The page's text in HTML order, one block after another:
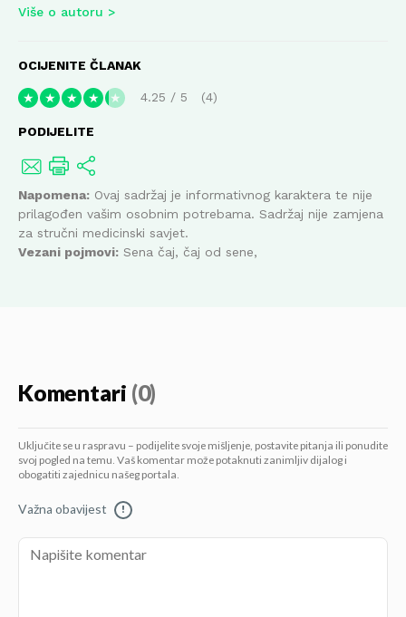
Više o autoru
OCIJENITE ČLANAK
★ ★ ★ ★ ★ 4.25 / 5 4
PODIJELITE
Napomena: Ovaj sadržaj je informativnog karaktera te nije
prilagođen vašim osobnim potrebama. Sadržaj nije zamjena
za stručni medicinski savjet.
Vezani pojmovi: Sena čaj, čaj od sene,
Komentari (0)
Uključite se u raspravu – podijelite svoje mišljenje, postavite pitanja ili ponudite
svoj pogled na temu. Vaš komentar može potaknuti zanimljiv dijalog i
obogatiti zajednicu našeg portala.
Važna obavijest !